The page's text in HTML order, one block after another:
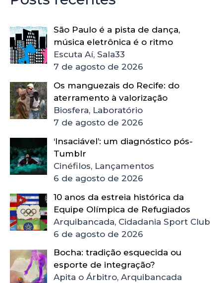
São Paulo é a pista de dança,
música eletrônica é o ritmo
Escuta Aí, Sala33
7 de agosto de 2026
Os manguezais do Recife: do
aterramento à valorização
Biosfera, Laboratório
7 de agosto de 2026
‘Insaciável’: um diagnóstico pós-
Tumblr
Cinéfilos, Lançamentos
6 de agosto de 2026
10 anos da estreia histórica da
Equipe Olímpica de Refugiados
Arquibancada, Cidadania Sport Club
6 de agosto de 2026
Bocha: tradição esquecida ou
esporte de integração?
Apita o Árbitro, Arquibancada